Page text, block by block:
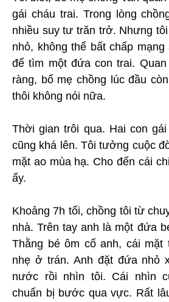
gái cháu trai. Trong lòng
nhiều suy tư trăn trở. Nhưng
nhỏ, không thể bất chấp
để tìm một đứa con trai.
ràng, bố mẹ chồng lúc đầu
thôi không nói nữa.
Thời gian trôi qua. Hai con
cũng khá lên. Tôi tưởng cuộc
mặt ao mùa hạ. Cho đến cái
ấy.
Khoảng 7h tối, chồng tôi từ
nhà. Trên tay anh là một đứa
Thằng bé ôm cổ anh, cái mặt
nhẹ ở trán. Anh đặt đứa nhỏ
nước rồi nhìn tôi. Cái nhìn
chuẩn bị bước qua vực. Rất